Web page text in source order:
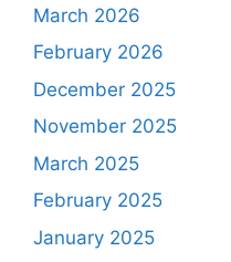
March 2026
February 2026
December 2025
November 2025
March 2025
February 2025
January 2025